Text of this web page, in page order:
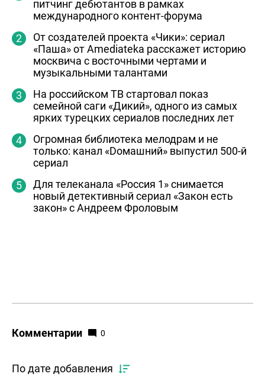
питчинг дебютантов в рамках
международного контент-форума
От создателей проекта «Чики»: сериал
«Паша» от Amediateka расскажет историю
москвича с восточными чертами и
музыкальными талантами
На российском ТВ стартовал показ
семейной саги «Дикий», одного из самых
ярких турецких сериалов последних лет
Огромная библиотека мелодрам и не
только: канал «Dомашний» выпустил 500-й
сериал
Для телеканала «Россия 1» снимается
новый детективный сериал «Закон есть
закон» с Андреем Фроловым
Комментарии 0
По дате добавления